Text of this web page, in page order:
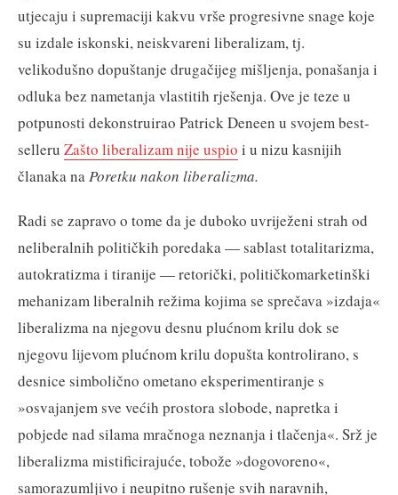
utjecaju i supremaciji kakvu vrše progresivne snage koje
su izdale iskonski, neiskvareni liberalizam, tj.
velikodušno dopuštanje drugačijeg mišljenja, ponašanja i
odluka bez nametanja vlastitih rješenja. Ove je teze u
potpunosti dekonstruirao Patrick Deneen u svojem best-
selleru Zašto liberalizam nije uspio i u nizu kasnijih
članaka naPoretku nakon liberalizma.
Radi se zapravo o tome da je duboko uvriježeni strah od
neliberalnih političkih poredaka — sablast totalitarizma,
autokratizma i tiranije — retorički, političkomarketinški
mehanizam liberalnih režima kojima se sprečava »izdaja«
liberalizma na njegovu desnu plućnom krilu dok se
njegovu lijevom plućnom krilu dopušta kontrolirano, s
desnice simbolično ometano eksperimentiranje s
»osvajanjem sve većih prostora slobode, napretka i
pobjede nad silama mračnoga neznanja i tlačenja«. Srž je
liberalizma mistificirajuće, tobože »dogovoreno«,
samorazumljivo i neupitno rušenje svih naravnih,